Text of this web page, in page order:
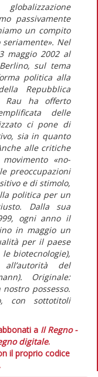
passivamente
un compito
Nel
maggio 2002 al
sul tema
politica alla
Repubblica
Rau ha offerto
delle
ci pone di
sia in quanto
alle critiche
«no-
preoccupazioni
e di stimolo,
politica per un
Dalla sua
ogni anno il
in maggio un
per il paese
biotecnologie),
del
Originale:
possesso.
con sottotitoli
a Il Regno -
digitale.
il proprio codice